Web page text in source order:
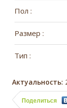
Пол :
Размер :
Тип :
Актуальность:
Поделиться